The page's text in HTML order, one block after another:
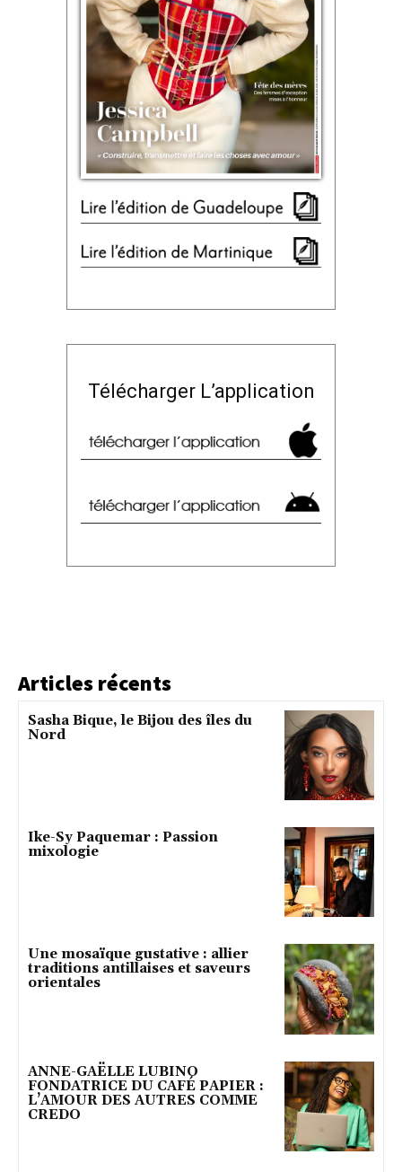
Télécharger L’application
Articles récents
Sasha Bique, le Bijou des îles du
Nord
Ike-Sy Paquemar : Passion
mixologie
Une mosaïque gustative : allier
traditions antillaises et saveurs
orientales
ANNE-GAËLLE LUBINO
FONDATRICE DU CAFÉ PAPIER :
L’AMOUR DES AUTRES COMME
CREDO